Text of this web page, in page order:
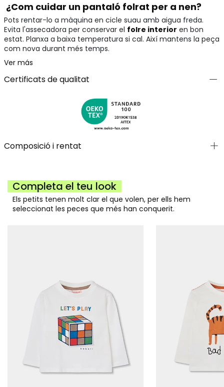
¿Com cuidar un pantaló folrat per a nen?
Pots rentar-lo a màquina en cicle suau amb aigua freda.
Evita l'assecadora per conservar el folre interior en bon
estat. Planxa a baixa temperatura si cal. Així mantens la peça
com nova durant més temps.
Ver más
Certificats de qualitat
Composició i rentat
Completa el teu look
Els petits tenen molt clar el que volen, per ells hem
seleccionat les peces que més han conquerit.